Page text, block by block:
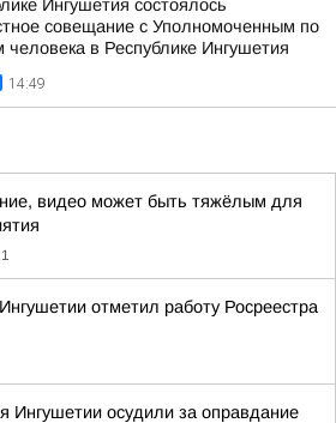
Ингушетия состоялось
совещание с Уполномоченным по
человека в Республике Ингушетия
14:49
видео может быть тяжёлым для
отметил работу Росреестра
Ингушетии осудили за оправдание